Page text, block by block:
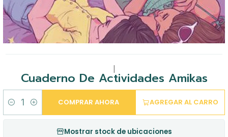
Cuaderno De Actividades Amikas
Cantidad
AGREGAR AL CARRO
COMPRAR AHORA
Mostrar stock de ubicaciones